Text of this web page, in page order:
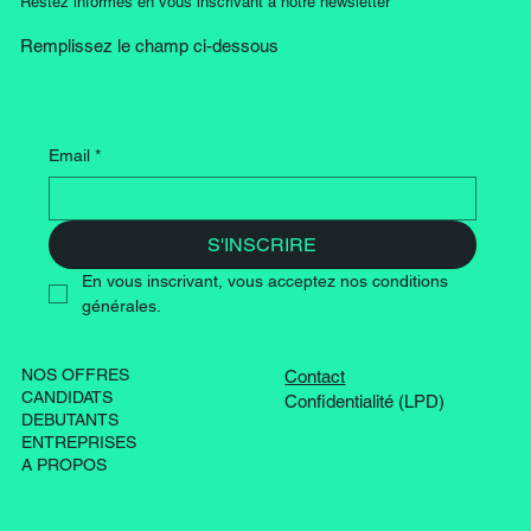
Remplissez le champ ci-dessous
Email *
S'INSCRIRE
En vous inscrivant, vous acceptez nos conditions
générales.
NOS OFFRES
CANDIDATS
DEBUTANTS
ENTREPRISES
A PROPOS
Contact
Confidentialité (LPD)